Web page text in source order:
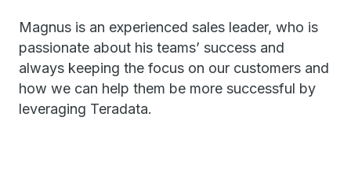
Magnus is an experienced sales leader, who is
passionate about his teams’ success and
always keeping the focus on our customers and
how we can help them be more successful by
leveraging Teradata.